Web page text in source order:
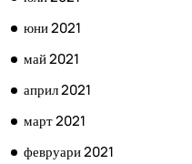
юни 2021
май 2021
април 2021
март 2021
февруари 2021